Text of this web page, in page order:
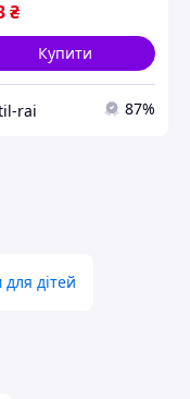
₴
Купити
rai 87%
дітей